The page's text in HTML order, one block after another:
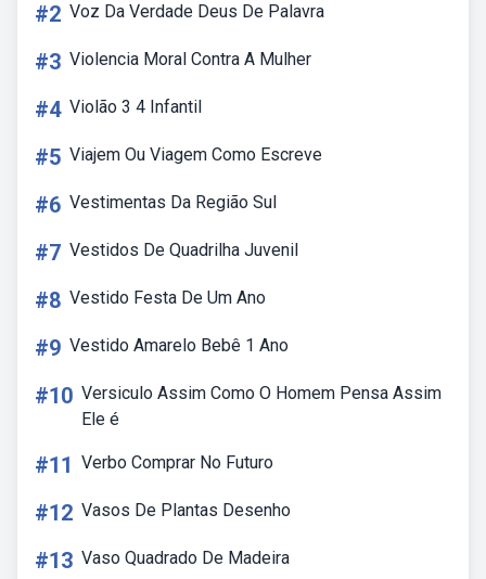
#2 Voz Da Verdade Deus De Palavra
#3 Violencia Moral Contra A Mulher
#4 Violão 3 4 Infantil
#5 Viajem Ou Viagem Como Escreve
#6 Vestimentas Da Região Sul
#7 Vestidos De Quadrilha Juvenil
#8 Vestido Festa De Um Ano
#9 Vestido Amarelo Bebê 1 Ano
#10 Versiculo Assim Como O Homem Pensa Assim
Ele é
#11 Verbo Comprar No Futuro
#12 Vasos De Plantas Desenho
#13 Vaso Quadrado De Madeira